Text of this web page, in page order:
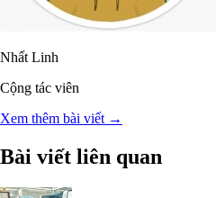
Nhất Linh
Cộng tác viên
Xem thêm bài viết →
Bài viết liên quan